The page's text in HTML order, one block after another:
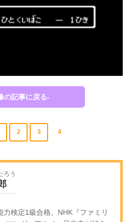
の記事に戻る-
2 3 4
ろう
力検定1級合格。NHK『ファミリ